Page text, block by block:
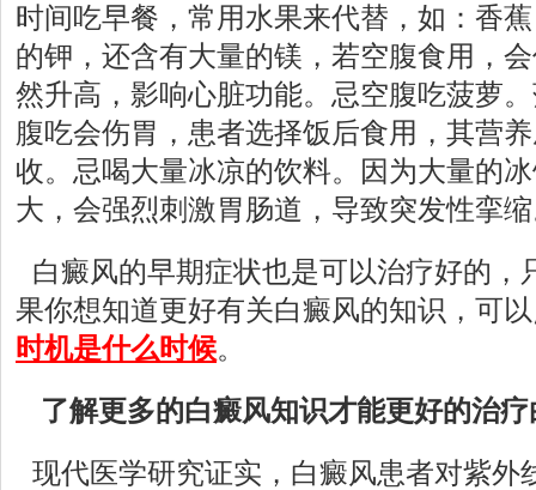
时间吃早餐，常用水果来代替，如：香
的钾，还含有大量的镁，若空腹食用，
然升高，影响心脏功能。忌空腹吃菠萝
腹吃会伤胃，患者选择饭后食用，其营
收。忌喝大量冰凉的饮料。因为大量的
大，会强烈刺激胃肠道，导致突发性挛
白癜风的早期症状也是可以治疗好的，
果你想知道更好有关白癜风的知识，可
时机是什么时候。
了解更多的白癜风知识才能更好的治
现代医学研究证实，白癜风患者对紫外